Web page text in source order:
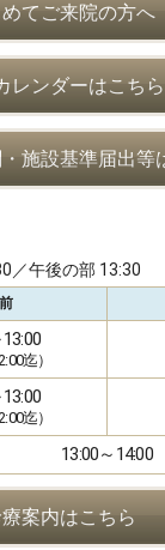
てご来院の方へ
レンダーはこちら
施設基準届出等
／午後の部 13:30
迄）
迄）
13:00～14:00
案内はこちら